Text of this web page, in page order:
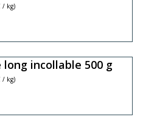
/ kg)
incollable 500 g
/ kg)